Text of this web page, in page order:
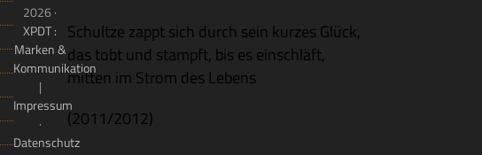
Schultze zappt sich durch sein kur­zes Glück,
das tobt und stampft, bis es einschläft,
mit­ten im Strom des Lebens
(2011/2012)
2026 ·
XPDT :
Marken &
Kommunikation
|
Impressum
·
Datenschutz